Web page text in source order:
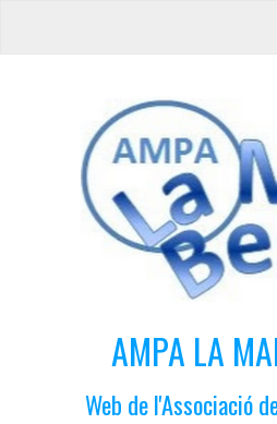
AMPA LA
Web de l'Associació